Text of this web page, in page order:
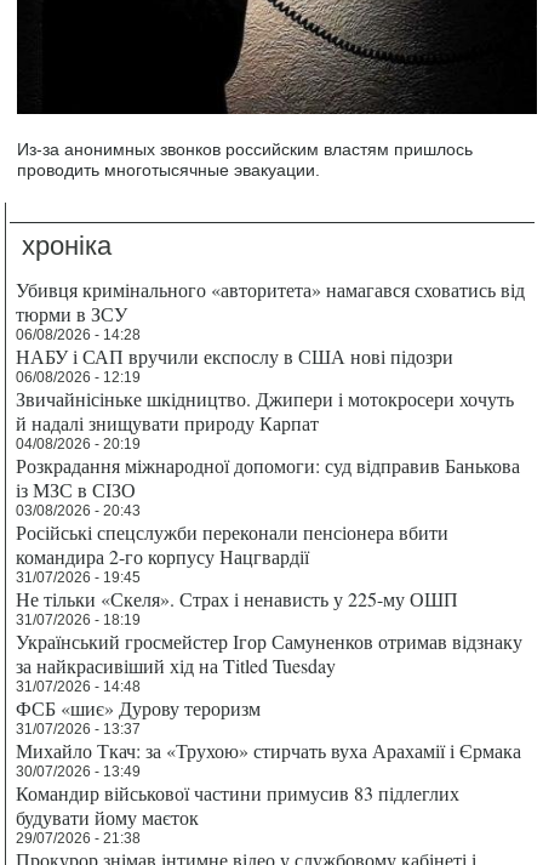
Из-за анонимных звонков российским властям пришлось
проводить многотысячные эвакуации.
хроніка
Убивця кримінального «авторитета» намагався сховатись від
тюрми в ЗСУ
06/08/2026 - 14:28
НАБУ і САП вручили експослу в США нові підозри
06/08/2026 - 12:19
Звичайнісіньке шкідництво. Джипери і мотокросери хочуть
й надалі знищувати природу Карпат
04/08/2026 - 20:19
Розкрадання міжнародної допомоги: суд відправив Банькова
із МЗС в СІЗО
03/08/2026 - 20:43
Російські спецслужби переконали пенсіонера вбити
командира 2-го корпусу Нацгвардії
31/07/2026 - 19:45
Не тільки «Скеля». Страх і ненависть у 225-му ОШП
31/07/2026 - 18:19
Український гросмейстер Ігор Самуненков отримав відзнаку
за найкрасивіший хід на Titled Tuesday
31/07/2026 - 14:48
ФСБ «шиє» Дурову тероризм
31/07/2026 - 13:37
Михайло Ткач: за «Трухою» стирчать вуха Арахамії і Єрмака
30/07/2026 - 13:49
Командир військової частини примусив 83 підлеглих
будувати йому маєток
29/07/2026 - 21:38
Прокурор знімав інтимне відео у службовому кабінеті і